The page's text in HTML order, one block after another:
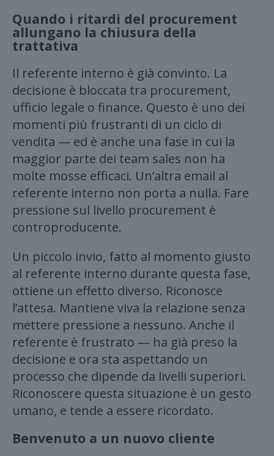
Quando i ritardi del procurement
allungano la chiusura della
trattativa
Il referente interno è già convinto. La
decisione è bloccata tra procurement,
ufficio legale o finance. Questo è uno dei
momenti più frustranti di un ciclo di
vendita — ed è anche una fase in cui la
maggior parte dei team sales non ha
molte mosse efficaci. Un’altra email al
referente interno non porta a nulla. Fare
pressione sul livello procurement è
controproducente.
Un piccolo invio, fatto al momento giusto
al referente interno durante questa fase,
ottiene un effetto diverso. Riconosce
l’attesa. Mantiene viva la relazione senza
mettere pressione a nessuno. Anche il
referente è frustrato — ha già preso la
decisione e ora sta aspettando un
processo che dipende da livelli superiori.
Riconoscere questa situazione è un gesto
umano, e tende a essere ricordato.
Benvenuto a un nuovo cliente